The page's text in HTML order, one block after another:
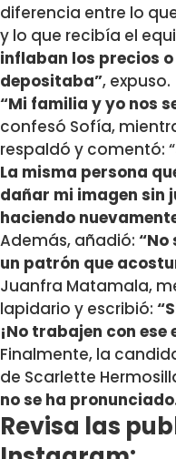
diferencia entre lo
y lo que recibía el
inflaban los precios
depositaba”, expuso.
“Mi familia y yo nos
confesó Sofía,
respaldó y comentó:
La misma persona
dañar mi imagen sin
haciendo
Además, añadió:
un patrón que
Juanfra Matamala,
lapidario y escribió:
¡No trabajen con
Finalmente, la
de Scarlette
no se ha
Revisa las